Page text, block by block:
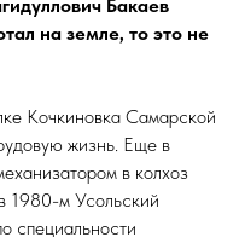
Бакаев
на земле, то это не
Кочкиновка Самарской
жизнь. Еще в
в колхоз
1980-м Усольский
специальности